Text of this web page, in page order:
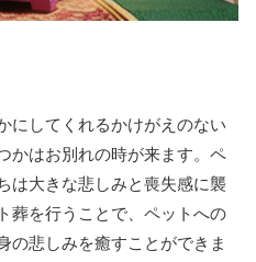
にしてくれるかけがえのない
かはお別れの時が来ます。ペ
は大きな悲しみと喪失感に襲
葬を行うことで、ペットへの
の悲しみを癒すことができま